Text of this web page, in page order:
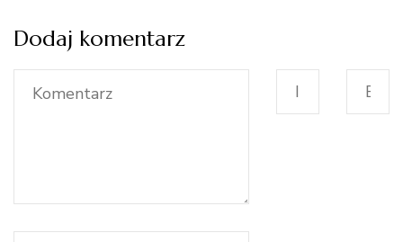
Dodaj komentarz